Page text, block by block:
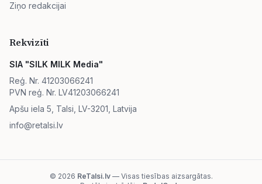
Ziņo redakcijai
Rekvizīti
SIA "SILK MILK Media"
Reģ. Nr. 41203066241
PVN reģ. Nr. LV41203066241
Apšu iela 5, Talsi, LV-3201, Latvija
info@retalsi.lv
© 2026 ReTalsi.lv— Visas tiesības aizsargātas.